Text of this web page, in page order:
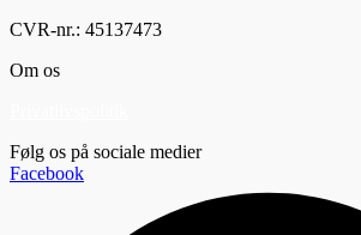
CVR-nr.: 45137473
Om os
Følg os på sociale medier
Facebook